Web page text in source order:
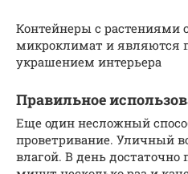
Контейнеры с растениями
микроклимат и являются
украшением интерьера
Правильное
Еще один несложный
проветривание. Уличный
влагой. В день достаточно